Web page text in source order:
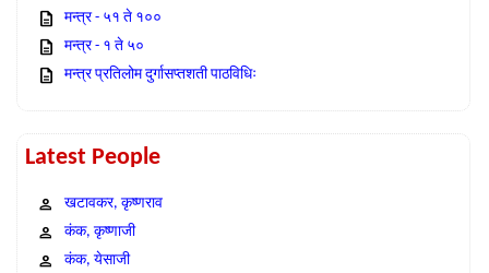
मन्त्र - ५१ ते १००
मन्त्र - १ ते ५०
मन्त्र प्रतिलोम दुर्गासप्तशती पाठविधिः
Latest People
खटावकर, कृष्णराव
कंक, कृष्णाजी
कंक, येसाजी